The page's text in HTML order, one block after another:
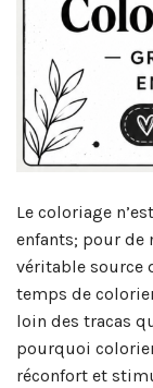
Le coloriage
enfants; pour de
véritable source
temps de
loin des tracas
pourquoi
réconfort et